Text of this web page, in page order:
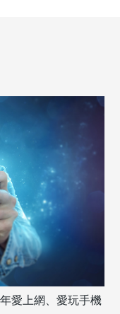
愛上網、愛玩手機